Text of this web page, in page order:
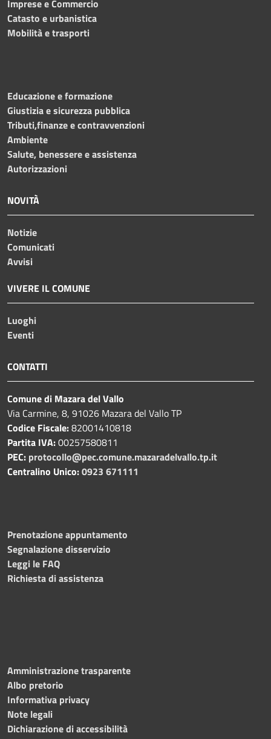
Imprese e Commercio
Catasto e urbanistica
Mobilità e trasporti
Educazione e formazione
Giustizia e sicurezza pubblica
Tributi,finanze e contravvenzioni
Ambiente
Salute, benessere e assistenza
Autorizzazioni
NOVITÀ
Notizie
Comunicati
Avvisi
VIVERE IL COMUNE
Luoghi
Eventi
CONTATTI
Comune di Mazara del Vallo
Via Carmine, 8, 91026 Mazara del Vallo TP
Codice Fiscale:82001410818
Partita IVA:00257580811
PEC: protocollo@pec.comune.mazaradelvallo.tp.it
Centralino Unico:0923 671111
Prenotazione appuntamento
Segnalazione disservizio
Leggi le FAQ
Richiesta di assistenza
Amministrazione trasparente
Albo pretorio
Informativa privacy
Note legali
Dichiarazione di accessibilità